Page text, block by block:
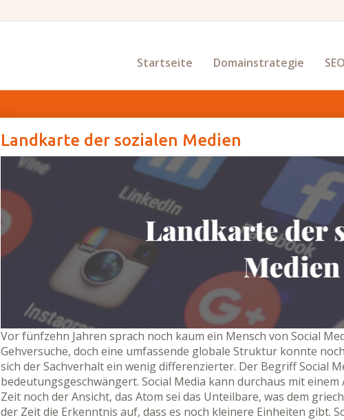
Startseite Domainstrategie SEO
Landkarte der sozialen Medien
Vor fünfzehn Jahren sprach noch kaum ein Mensch von Social
Gehversuche, doch eine umfassende globale Struktur konnte
sich der Sachverhalt ein wenig differenzierter. Der Begriff Social
bedeutungsgeschwängert. Social Media kann durchaus mit
Zeit noch der Ansicht, das Atom sei das Unteilbare, was dem
der Zeit die Erkenntnis auf, dass es noch kleinere Einheiten gibt.